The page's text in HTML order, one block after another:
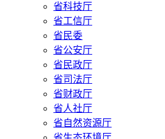
省科技厅
省工信厅
省民委
省公安厅
省民政厅
省司法厅
省财政厅
省人社厅
省自然资源厅